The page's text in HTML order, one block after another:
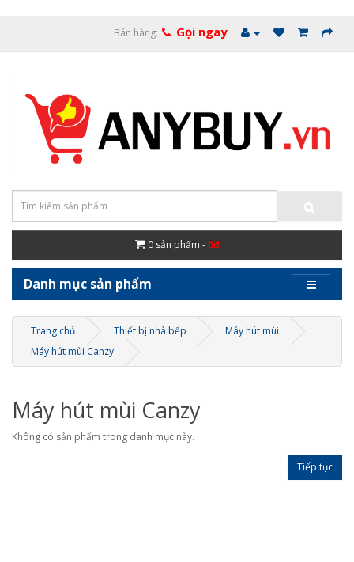
Bán hàng: Gọi ngay
0 sản phẩm - 0đ
Danh mục sản phẩm
Trang chủ Thiết bị nhà bếp
Máy hút mùi
Máy hút mùi Canzy
Máy hút mùi Canzy
Không có sản phẩm trong danh mục này.
Tiếp tục